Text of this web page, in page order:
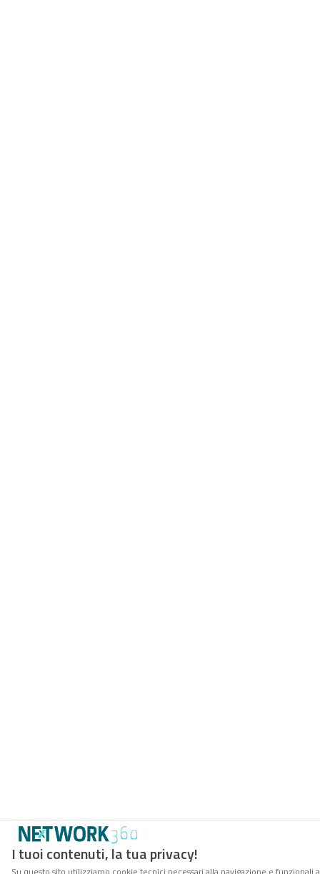
I tuoi contenuti, la tua privacy!